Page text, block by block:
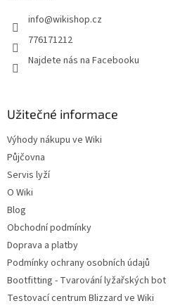
info@wikishop.cz
776171212
Najdete nás na Facebooku
Užitečné informace
Výhody nákupu ve Wiki
Půjčovna
Servis lyží
O Wiki
Blog
Obchodní podmínky
Doprava a platby
Podmínky ochrany osobních údajů
Bootfitting - Tvarování lyžařských bot
Testovací centrum Blizzard ve Wiki